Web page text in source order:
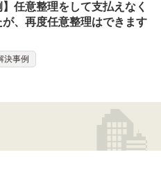
】任意整理をして支払えなく
、再度任意整理はできます
決事例